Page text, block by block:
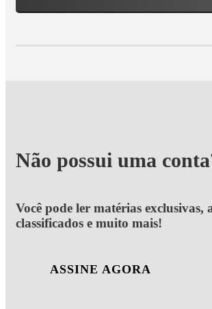
Não possui uma
Você pode ler matérias exclusivas,
classificados e muito mais!
ASSINE AGORA